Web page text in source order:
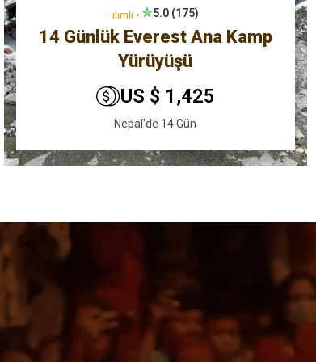
ılımlı • 5.0 (175)
14 Günlük Everest Ana Kamp
Yürüyüşü
US $ 1,425
Nepal'de 14 Gün